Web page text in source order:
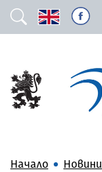
Начало
Новини